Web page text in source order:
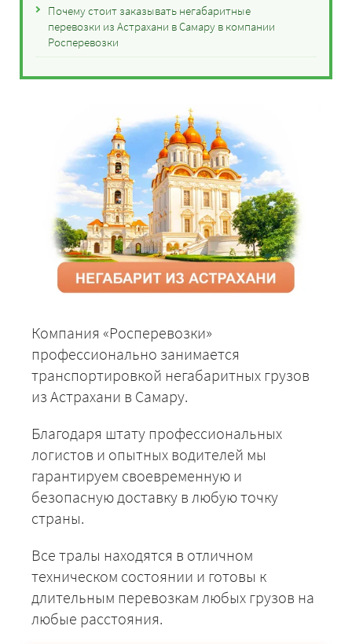
Почему стоит заказывать негабаритные
перевозки из Астрахани в Самару в компании
Росперевозки
Компания «Росперевозки»
профессионально занимается
транспортировкой негабаритных грузов
из Астрахани в Самару.
Благодаря штату профессиональных
логистов и опытных водителей мы
гарантируем своевременную и
безопасную доставку в любую точку
страны.
Все тралы находятся в отличном
техническом состоянии и готовы к
длительным перевозкам любых грузов на
любые расстояния.